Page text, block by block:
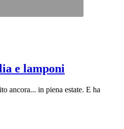
e lamponi
ancora... in piena estate. E ha